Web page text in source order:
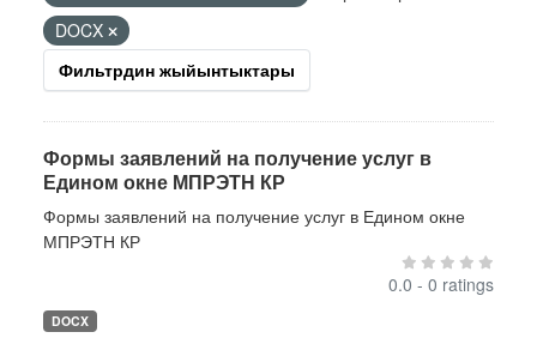
DOCX
Фильтрдин жыйынтыктары
Формы заявлений на получение услуг в
Едином окне МПРЭТН КР
Формы заявлений на получение услуг в Едином окне
МПРЭТН КР
0.0 - 0 ratings
DOCX